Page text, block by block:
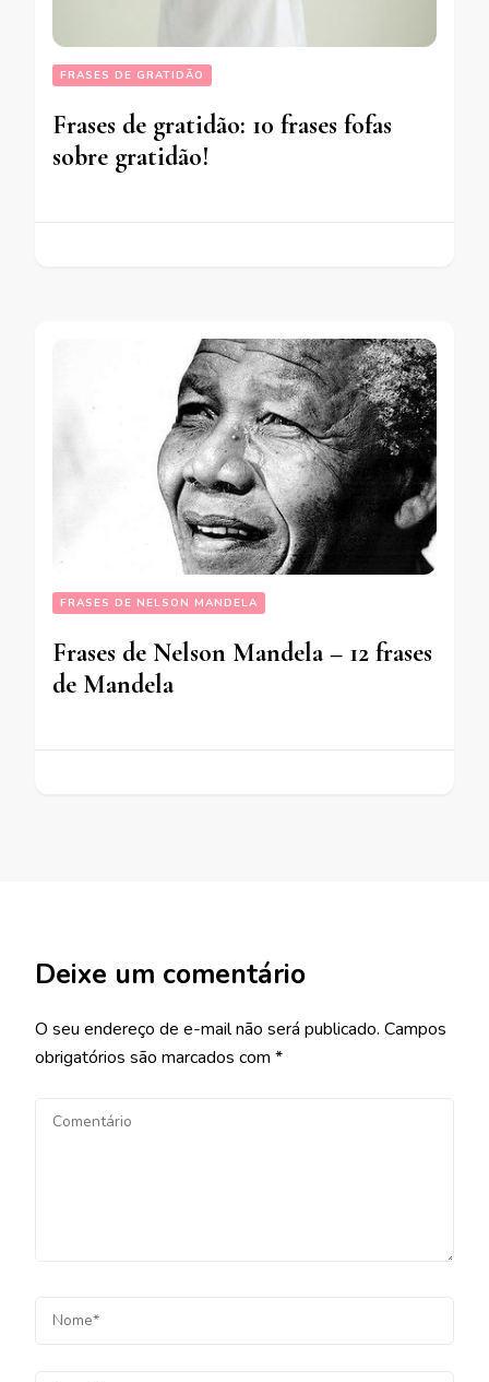
FRASES DE GRATIDÃO
Frases de gratidão: 10 frases fofas
sobre gratidão!
FRASES DE NELSON MANDELA
Frases de Nelson Mandela – 12 frases
de Mandela
Deixe um comentário
O seu endereço de e-mail não será publicado. Campos
obrigatórios são marcados com *